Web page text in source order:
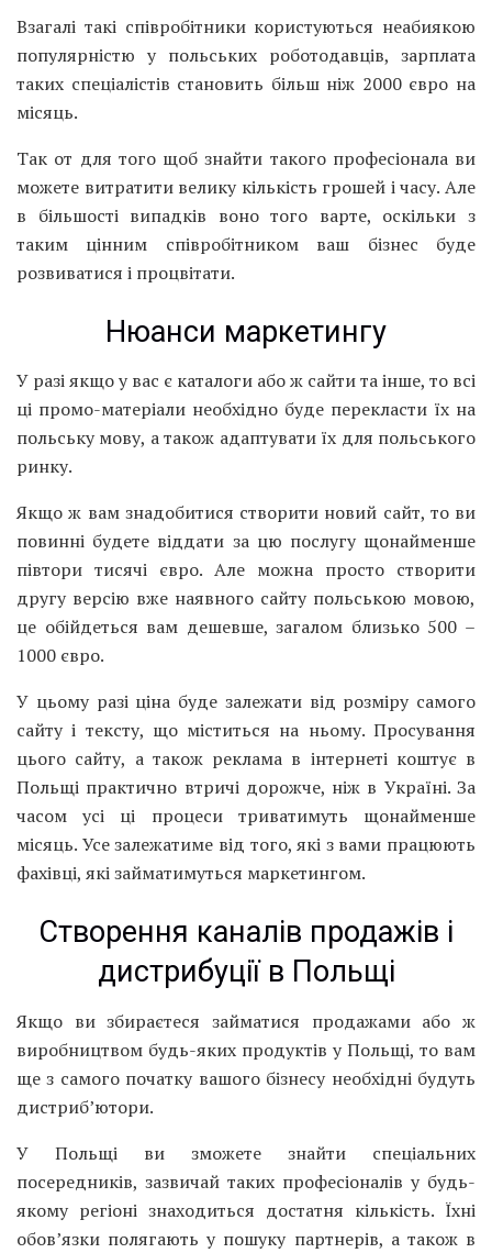
Взагалі такі співробітники користуються неабиякою
популярністю у польських роботодавців, зарплата
таких спеціалістів становить більш ніж 2000 євро на
місяць.
Так от для того щоб знайти такого професіонала ви
можете витратити велику кількість грошей і часу. Але
в більшості випадків воно того варте, оскільки з
таким цінним співробітником ваш бізнес буде
розвиватися і процвітати.
Нюанси маркетингу
У разі якщо у вас є каталоги або ж сайти та інше, то всі
ці промо-матеріали необхідно буде перекласти їх на
польську мову, а також адаптувати їх для польського
ринку.
Якщо ж вам знадобитися створити новий сайт, то ви
повинні будете віддати за цю послугу щонайменше
півтори тисячі євро. Але можна просто створити
другу версію вже наявного сайту польською мовою,
це обійдеться вам дешевше, загалом близько 500 –
1000 євро.
У цьому разі ціна буде залежати від розміру самого
сайту і тексту, що міститься на ньому. Просування
цього сайту, а також реклама в інтернеті коштує в
Польщі практично втричі дорожче, ніж в Україні. За
часом усі ці процеси триватимуть щонайменше
місяць. Усе залежатиме від того, які з вами працюють
фахівці, які займатимуться маркетингом.
Створення каналів продажів і
дистрибуції в Польщі
Якщо ви збираєтеся займатися продажами або ж
виробництвом будь-яких продуктів у Польщі, то вам
ще з самого початку вашого бізнесу необхідні будуть
дистриб’ютори.
У Польщі ви зможете знайти спеціальних
посередників, зазвичай таких професіоналів у будь-
якому регіоні знаходиться достатня кількість. Їхні
обов’язки полягають у пошуку партнерів, а також в